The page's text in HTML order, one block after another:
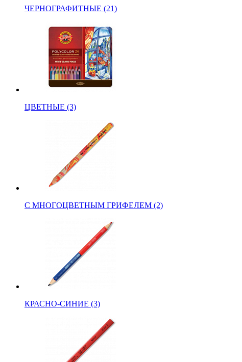
ЧЕРНОГРАФИТНЫЕ (21)
ЦВЕТНЫЕ (3)
С МНОГОЦВЕТНЫМ ГРИФЕЛЕМ (2)
КРАСНО-СИНИЕ (3)